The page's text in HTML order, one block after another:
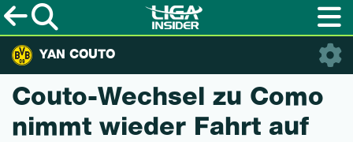
YAN COUTO
Cou­to-Wechsel zu Como
nimmt wieder Fahrt auf